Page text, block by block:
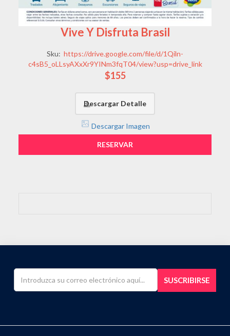
Vive Y Disfruta Brasil
Sku: https://drive.google.com/file/d/1Qiln-
c4sB5_oLLsyAXxXr9YINm3fqT04/view?usp=drive_link
$155
Descargar Detalle
Descargar Imagen
RESERVAR
SUSCRIBIRSE